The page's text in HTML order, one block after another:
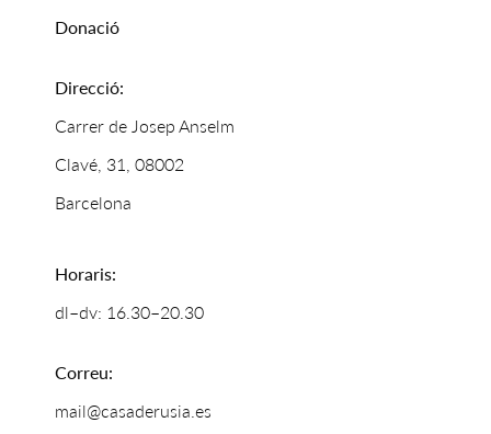
Donació
Direcció:
Carrer de Josep Anselm
Clavé, 31, 08002
Barcelona
Horaris:
dl–dv: 16.30–20.30
Correu:
mail@casaderusia.es